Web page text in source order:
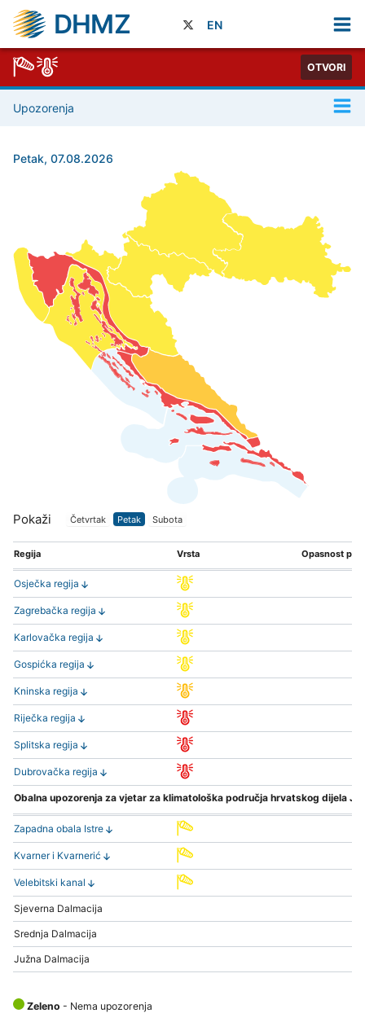
DHMZ EN
OTVORI
Upozorenja
Petak, 07.08.2026
Pokaži Četvrtak Petak Subota
Regija Vrsta Opasnost po
Osječka regija
Zagrebačka regija
Karlovačka regija
Gospićka regija
Kninska regija
Riječka regija
Splitska regija
Dubrovačka regija
Obalna upozorenja za vjetar za klimatološka područja hrvatskog dijela
Zapadna obala Istre
Kvarner i Kvarnerić
Velebitski kanal
Sjeverna Dalmacija
Srednja Dalmacija
Južna Dalmacija
Zeleno - Nema upozorenja